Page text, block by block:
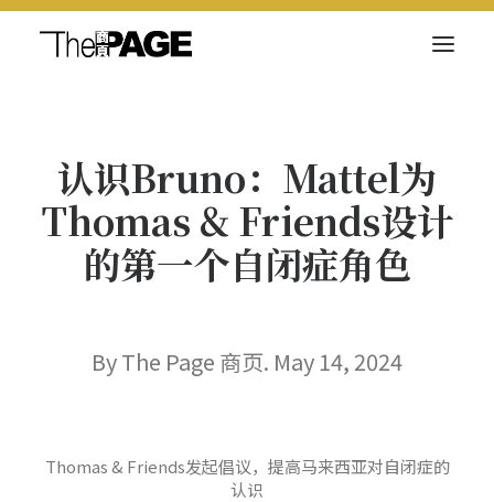
新闻内容
商页菁英
认识Bruno：Mattel为
Thomas & Friends设计
的第一个自闭症角色
By The Page 商页. May 14, 2024
Thomas & Friends发起倡议，提高马来西亚对自闭症的
认识